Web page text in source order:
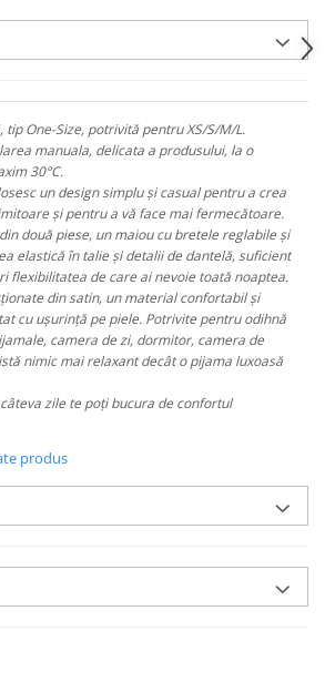
One-Size, potrivită pentru XS/S/M/L.
manuala, delicata a produsului, la o
30°C.
un design simplu și casual pentru a crea
și pentru a vă face mai fermecătoare.
două piese, un maiou cu bretele reglabile și
elastică în talie și detalii de dantelă, suficient
flexibilitatea de care ai nevoie toată noaptea.
din satin, un material confortabil și
cu ușurință pe piele. Potrivite pentru odihnă
camera de zi, dormitor, camera de
nimic mai relaxant decât o pijama luxoasă
zile te poți bucura de confortul
produs